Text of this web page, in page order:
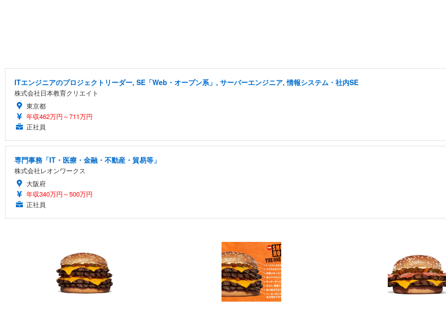
ITエンジニアのプロジェクトリーダー, SE「Web・オープン系」, サーバーエンジニア, 情報システム・社内SE
株式会社日本教育クリエイト
東京都
年収462万円～711万円
正社員
専門事務「IT・医療・金融・不動産・貿易等」
株式会社レオンワークス
大阪府
年収340万円～500万円
正社員